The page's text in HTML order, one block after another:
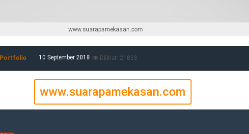
www.suarapamekasan.com
Portfolio 10 September 2018 Dilihat: 21833
www.suarapamekasan.com